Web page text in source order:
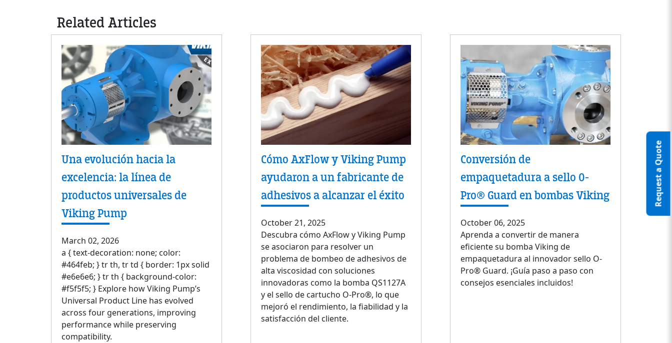
Request a Quote
Related Articles
Una evolución hacia la
excelencia: la línea de
productos universales de
Viking Pump
March 02, 2026
a { text-decoration: none; color:
#464feb; } tr th, tr td { border: 1px solid
#e6e6e6; } tr th { background-color:
#f5f5f5; } Explore how Viking Pump’s
Universal Product Line has evolved
across four generations, improving
performance while preserving
compatibility.
Cómo AxFlow y Viking Pump
ayudaron a un fabricante de
adhesivos a alcanzar el éxito
October 21, 2025
Descubra cómo AxFlow y Viking Pump
se asociaron para resolver un
problema de bombeo de adhesivos de
alta viscosidad con soluciones
innovadoras como la bomba QS1127A
y el sello de cartucho O-Pro®, lo que
mejoró el rendimiento, la fiabilidad y la
satisfacción del cliente.
Conversión de
empaquetadura a sello O-
Pro® Guard en bombas Viking
October 06, 2025
Aprenda a convertir de manera
eficiente su bomba Viking de
empaquetadura al innovador sello O-
Pro® Guard. ¡Guía paso a paso con
consejos esenciales incluidos!